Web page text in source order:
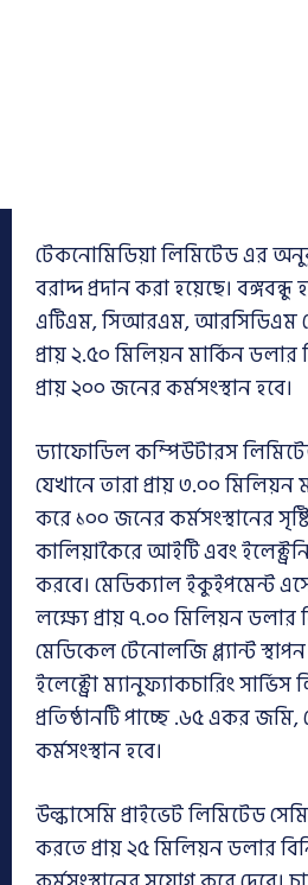
টেকনোমিডিয়া লিমিটেড এর
বরাদ্দ প্রদান করা হয়েছে।
এটিএম, সিআরএম, আরসিডিএম
প্রায় ২.৫০ মিলিয়ন মার্কিন
প্রায় ২০০ জনের কর্মসংস্থান হবে।
ড্যাফোডিল কম্পিউটারস
যেখানে তারা প্রায় ৩.০০ মিলিয়ন
করে ১০০ জনের কর্মসংস্থানের
কালিয়াকৈরে আইটি এবং
করবে। মেডিক্যাল ইকুইপমেন্ট
লক্ষ্যে প্রায় ৭.০০ মিলিয়ন ডলার
মেডিকেল টেনোলজি প্ল্যান্ট
ইলেক্ট্রো ম্যানুফ্যাকচারিং
প্রতিষ্ঠানটি পাচ্ছে .৬৫ একর
কর্মসংস্থান হবে।
উল্কাসেমি প্রাইভেট লিমিটেড
করতে প্রায় ২৫ মিলিয়ন ডলার